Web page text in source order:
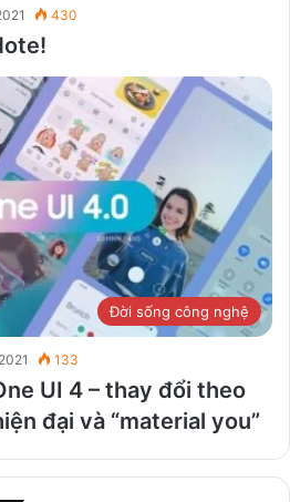
430
Đời sống công nghệ
133
UI 4 – thay đổi theo
đại và “material you”